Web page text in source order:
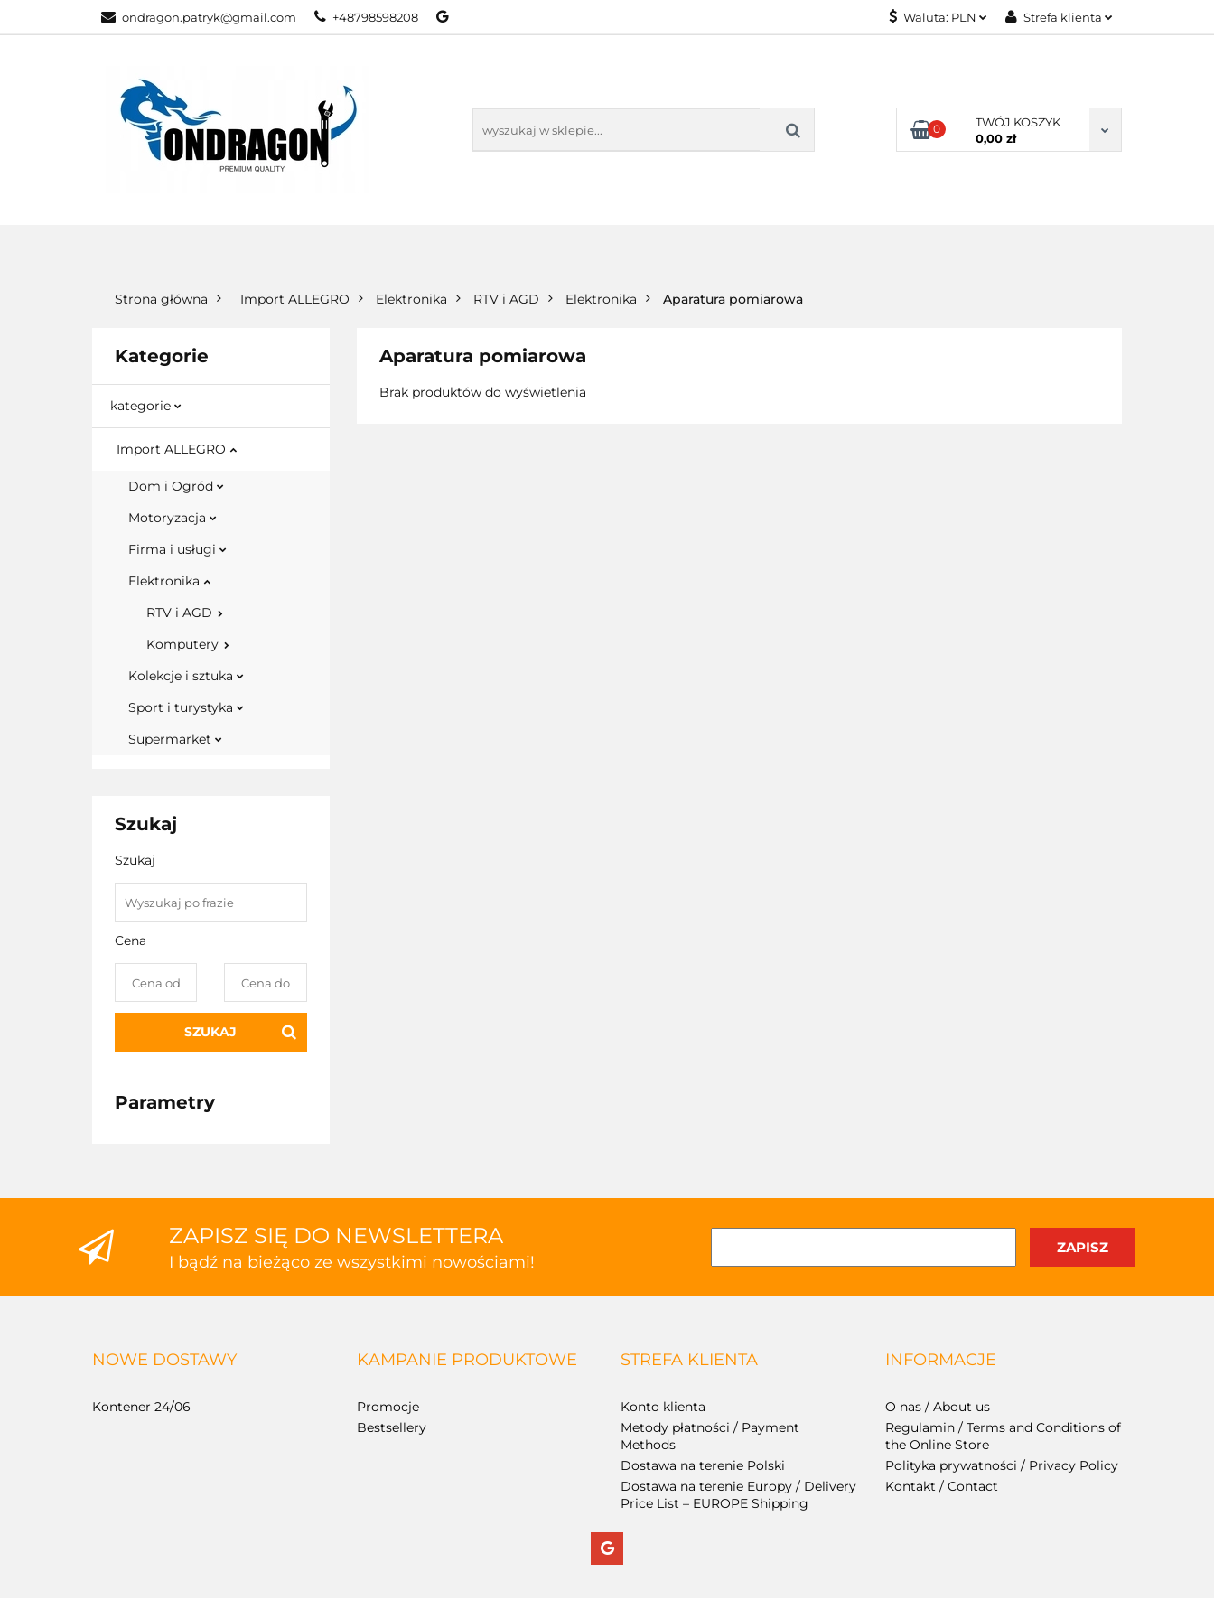
ondragon.patryk@gmail.com +48798598208 Waluta: PLN Strefa klienta
Dodaj zgłoszenie
Zgody cookies
0
TWÓJ KOSZYK
0,00 zł
KATEGORIE NOWOŚCI KONTAKT
Strona główna _Import ALLEGRO Elektronika RTV i AGD Elektronika Aparatura pomiarowa
Kategorie
kategorie
_Import ALLEGRO
Dom i Ogród
Motoryzacja
Firma i usługi
Elektronika
RTV i AGD
Komputery
Kolekcje i sztuka
Sport i turystyka
Supermarket
Szukaj
Szukaj
Cena
SZUKAJ
Parametry
Aparatura pomiarowa
Brak produktów do wyświetlenia
ZAPISZ SIĘ DO NEWSLETTERA
I bądź na bieżąco ze wszystkimi nowościami!
NOWE DOSTAWY
Kontener 24/06
KAMPANIE PRODUKTOWE
Promocje
Bestsellery
STREFA KLIENTA
Konto klienta
Metody płatności / Payment
Methods
Dostawa na terenie Polski
Dostawa na terenie Europy / Delivery
Price List – EUROPE Shipping
INFORMACJE
O nas / About us
Regulamin / Terms and Conditions of
the Online Store
Polityka prywatności / Privacy Policy
Kontakt / Contact